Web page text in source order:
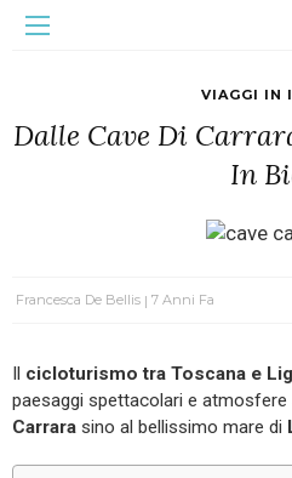
VIAGGI IN
Dalle Cave Di
In
Francesca De Bellis 7 Anni Fa
Il cicloturismo tra Toscana e
paesaggi spettacolari e
Carrara sino al bellissimo mare di